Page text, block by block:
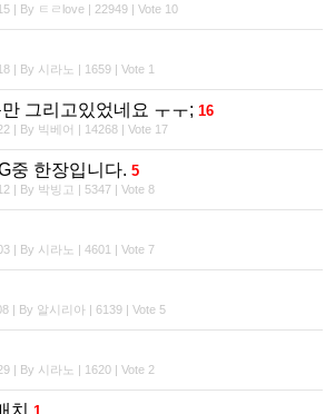
| By ㅌㄹlove | 22949 | Vote 10
| By 시라노 | 1659 | Vote 1
그리고있었네요 ㅜㅜ; 16
| By 빅베어 | 14268 | Vote 17
중 한장입니다. 5
| By 박빙고 | 5347 | Vote 8
| By 시라노 | 4601 | Vote 7
| By 알시리아 | 6139 | Vote 5
| By 시라노 | 1620 | Vote 2
치